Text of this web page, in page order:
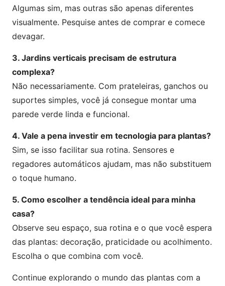
Algumas sim, mas outras são apenas diferentes
visualmente. Pesquise antes de comprar e comece
devagar.
3. Jardins verticais precisam de estrutura
complexa?
Não necessariamente. Com prateleiras, ganchos ou
suportes simples, você já consegue montar uma
parede verde linda e funcional.
4. Vale a pena investir em tecnologia para plantas?
Sim, se isso facilitar sua rotina. Sensores e
regadores automáticos ajudam, mas não substituem
o toque humano.
5. Como escolher a tendência ideal para minha
casa?
Observe seu espaço, sua rotina e o que você espera
das plantas: decoração, praticidade ou acolhimento.
Escolha o que combina com você.
Continue explorando o mundo das plantas com a